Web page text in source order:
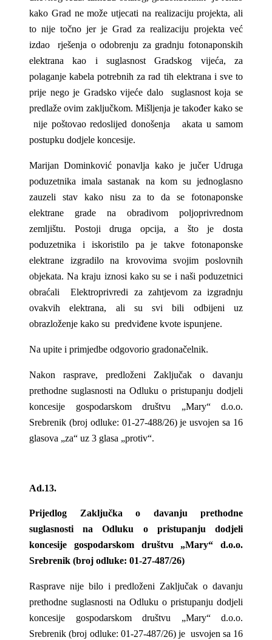
kako Grad ne može utjecati na realizaciju projekta, ali
to nije točno jer je Grad za realizaciju projekta već
izdao rješenja o odobrenju za gradnju fotonaponskih
elektrana kao i suglasnost Gradskog vijeća, za
polaganje kabela potrebnih za rad tih elektrana i sve to
prije nego je Gradsko vijeće dalo suglasnost koja se
predlaže ovim zaključkom. Mišljenja je također kako se
nije poštovao redoslijed donošenja akata u samom
postupku dodjele koncesije.
Marijan Dominković ponavlja kako je jučer Udruga
poduzetnika imala sastanak na kom su jednoglasno
zauzeli stav kako nisu za to da se fotonaponske
elektrane grade na obradivom poljoprivrednom
zemljištu. Postoji druga opcija, a što je dosta
poduzetnika i iskoristilo pa je takve fotonaponske
elektrane izgradilo na krovovima svojim poslovnih
objekata. Na kraju iznosi kako su se i naši poduzetnici
obraćali Elektroprivredi za zahtjevom za izgradnju
ovakvih elektrana, ali su svi bili odbijeni uz
obrazloženje kako su predviđene kvote ispunjene.
Na upite i primjedbe odgovorio gradonačelnik.
Nakon rasprave, predloženi Zaključak o davanju
prethodne suglasnosti na Odluku o pristupanju dodjeli
koncesije gospodarskom društvu „Mary“ d.o.o.
Srebrenik (broj odluke: 01-27-488/26) je usvojen sa 16
glasova „za“ uz 3 glasa „protiv“.
Ad.13.
Prijedlog Zaključka o davanju prethodne
suglasnosti na Odluku o pristupanju dodjeli
koncesije gospodarskom društvu „Mary“ d.o.o.
Srebrenik (broj odluke: 01-27-487/26)
Rasprave nije bilo i predloženi Zaključak o davanju
prethodne suglasnosti na Odluku o pristupanju dodjeli
koncesije gospodarskom društvu „Mary“ d.o.o.
Srebrenik (broj odluke: 01-27-487/26) je usvojen sa 16